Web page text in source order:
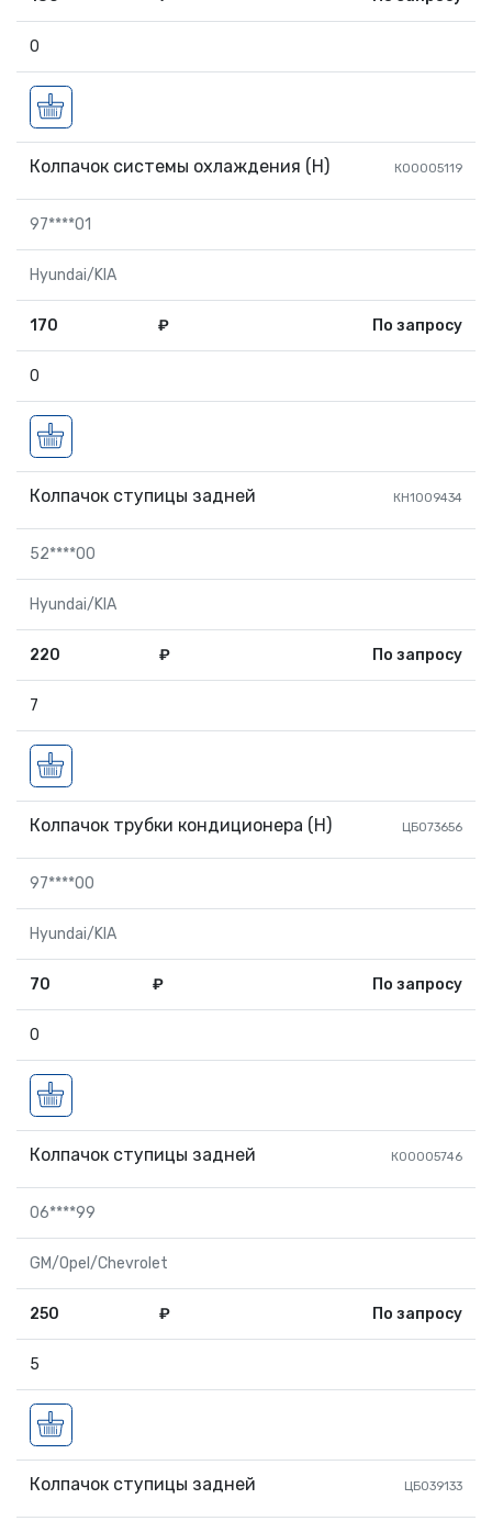
0
Колпачок системы охлаждения (H) КО0005119
97****01
Hyundai/KIA
170 ₽ По запросу
0
Колпачок ступицы задней КН1009434
52****00
Hyundai/KIA
220 ₽ По запросу
7
Колпачок трубки кондиционера (H) ЦБ073656
97****00
Hyundai/KIA
70 ₽ По запросу
0
Колпачок ступицы задней К00005746
06****99
GM/Opel/Chevrolet
250 ₽ По запросу
5
Колпачок ступицы задней ЦБ039133